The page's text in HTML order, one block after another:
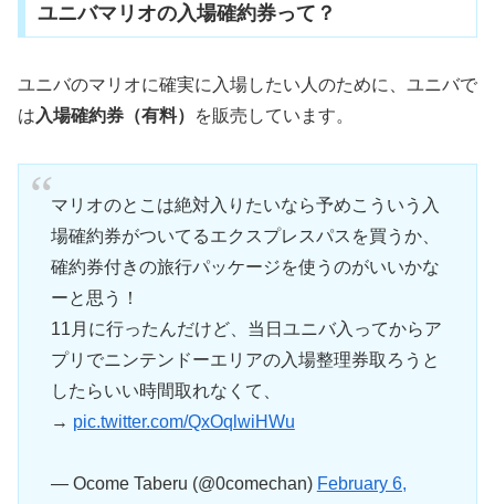
ユニバマリオの入場確約券って？
ユニバのマリオに確実に入場したい人のために、ユニバで
は入場確約券（有料） を販売しています。
マリオのとこは絶対入りたいなら予めこういう入
場確約券がついてるエクスプレスパスを買うか、
確約券付きの旅行パッケージを使うのがいいかな
ーと思う！
11月に行ったんだけど、当日ユニバ入ってからア
プリでニンテンドーエリアの入場整理券取ろうと
したらいい時間取れなくて、
→ pic.twitter.com/QxOqlwiHWu
— Ocome Taberu (@0comechan) February 6,